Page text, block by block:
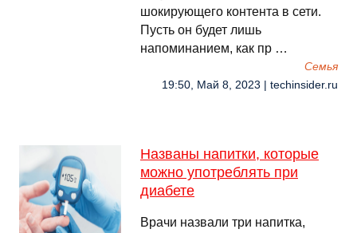
шокирующего контента в сети.
Пусть он будет лишь
напоминанием, как пр …
Семья
19:50, Май 8, 2023 | techinsider.ru
Названы напитки, которые
можно употреблять при
диабете
Врачи назвали три напитка,